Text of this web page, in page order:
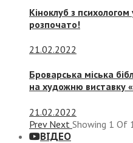
Кіноклуб з
розпочато!
21.02.2022
Броварська міська
на художню виставку
21.02.2022
Prev Next Showing 1 Of
ВІДЕО